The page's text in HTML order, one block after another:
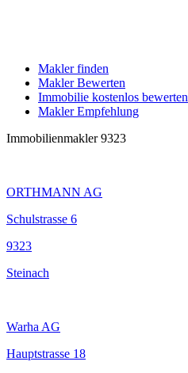
Makler finden
Makler Bewerten
Immobilie kostenlos bewerten
Makler Empfehlung
Immobilienmakler 9323
ORTHMANN AG
Schulstrasse 6
9323
Steinach
Warha AG
Hauptstrasse 18